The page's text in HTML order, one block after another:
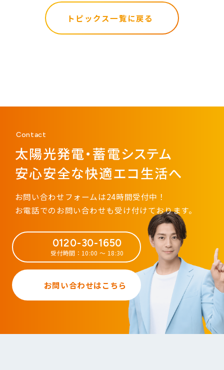
トピックス一覧に戻る
Contact
太陽光発電・蓄電システム
安心安全な快適エコ生活へ
お問い合わせフォームは24時間受付中！
お電話でのお問い合わせも受け付けております。
0120-30-1650
受付時間：10:00 ～ 18:30
お問い合わせはこちら